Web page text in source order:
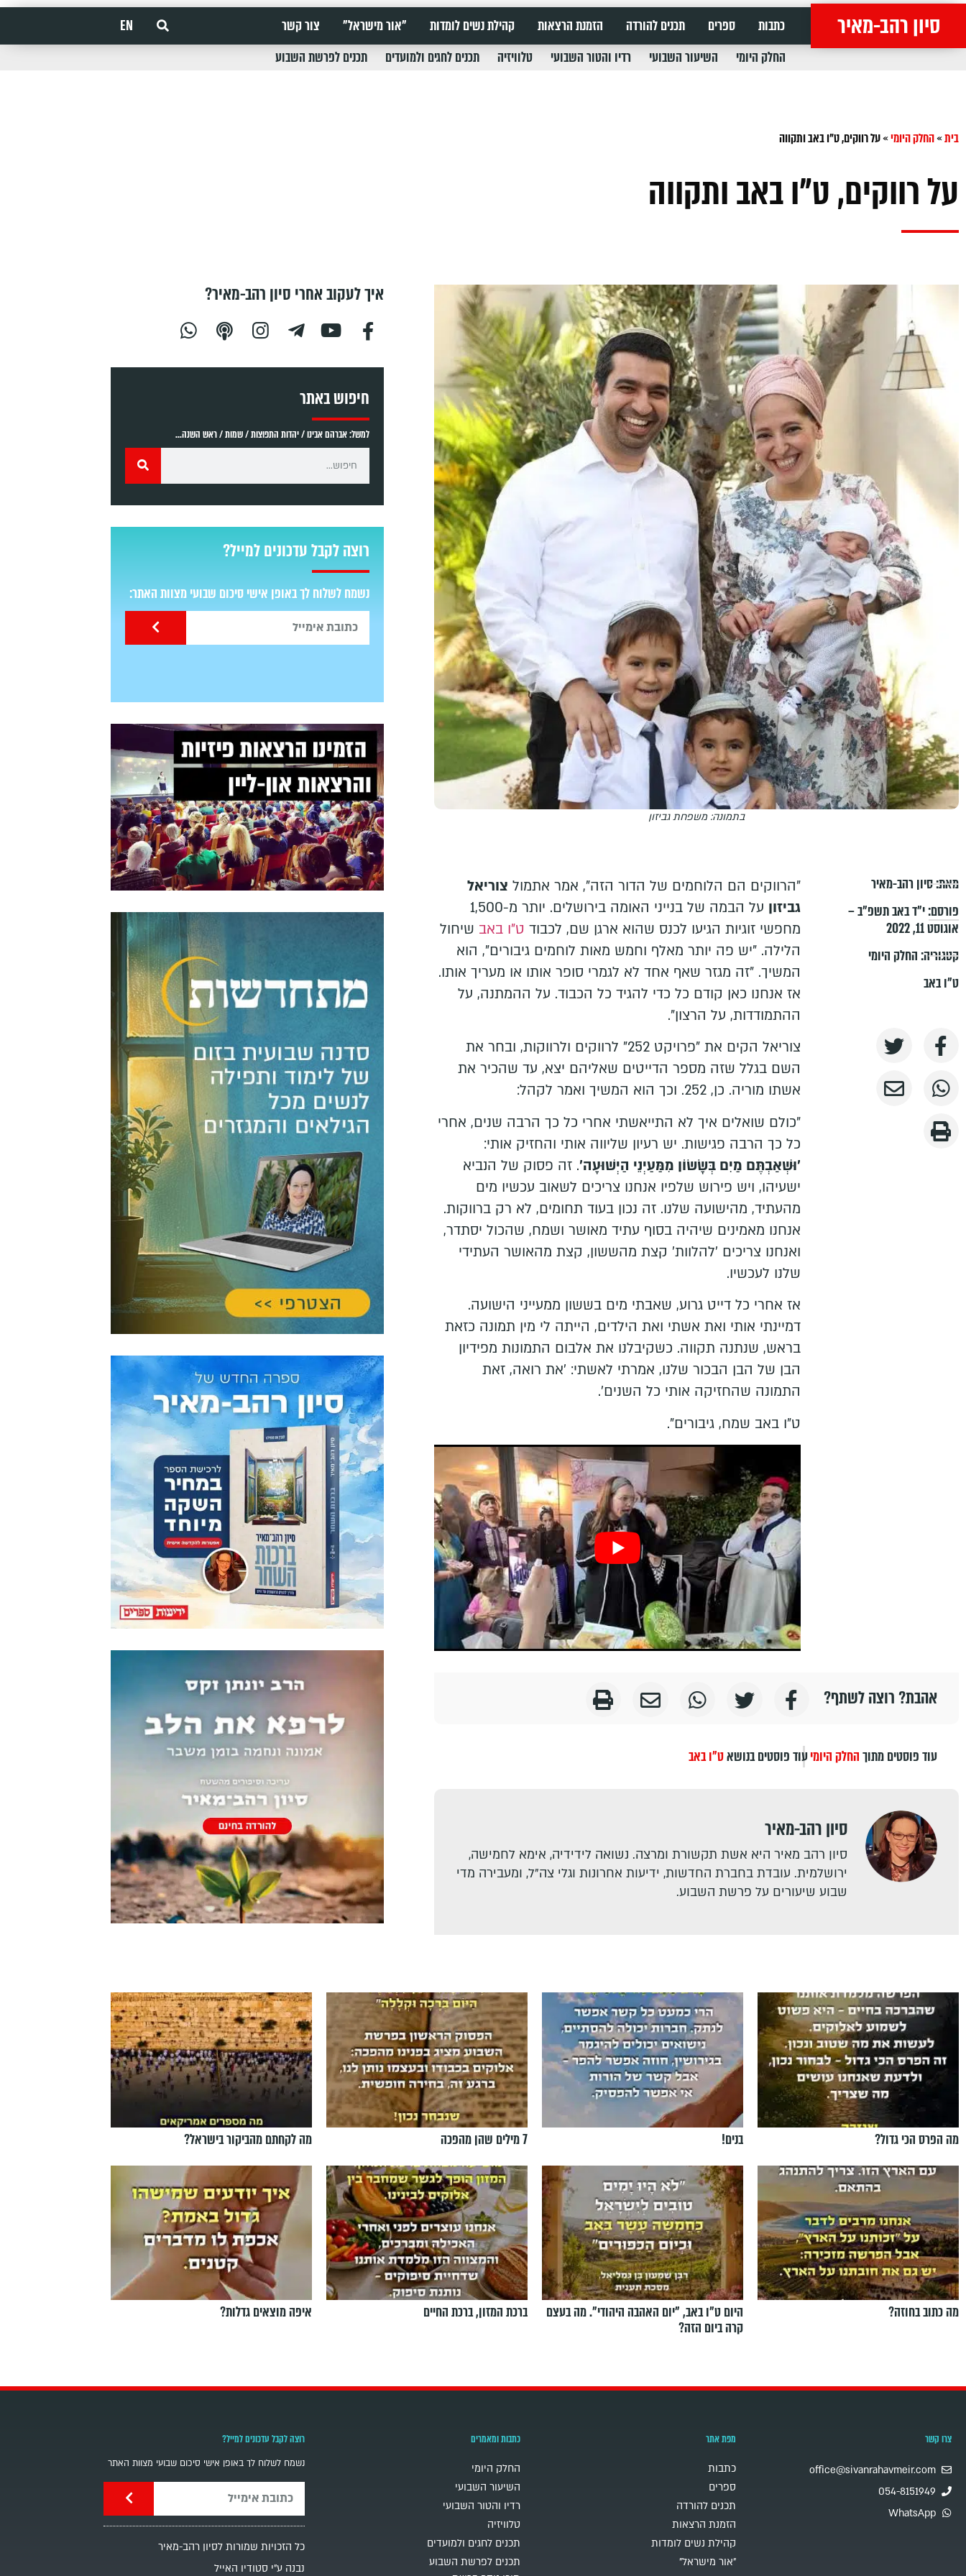
סיון רהב-מאיר כתבות ספרים תכנים להורדה הזמנת הרצאות קהילת נשים לומדות "אור מישראל" צור קשר
EN
החלק היומי
השיעור השבועי רדיו והטור השבועי טלוויזיה תכנים לחגים ולמועדים תכנים לפרשת השבוע
בית»החלק היומי»‏על רווקים, ט"ו באב ותקווה
‏על רווקים, ט"ו באב ותקווה
בתמונה: משפחת גביזון
מאת:סיון רהב-מאיר
פורסם:י״ד באב תשפ״ב –
אוגוסט 11, 2022
קטגוריה:החלק היומי
ט"ו באב
"הרווקים הם הלוחמים של הדור הזה", אמר אתמול צוריאל
גביזון
על הבמה של בנייני האומה בירושלים. יותר מ-1,500
מחפשי זוגיות הגיעו לכנס שהוא ארגן שם, לכבוד ט"ו באב שיחול
הלילה. "יש פה יותר מאלף וחמש מאות לוחמים גיבורים", הוא
המשיך. "זה מגזר שאף אחד לא לגמרי סופר אותו או מעריך אותו.
אז אנחנו כאן קודם כל כדי להגיד כל הכבוד. על ההמתנה, על
ההתמודדות, על הרצון".
צוריאל הקים את "פרויקט 252" לרווקים ולרווקות, ובחר את
השם בגלל שזה מספר הדייטים שאליהם יצא, עד שהכיר את
אשתו מוריה. כן, 252. וכך הוא המשיך ואמר לקהל:
"כולם שואלים איך לא התייאשתי אחרי כל כך הרבה שנים, אחרי
כל כך הרבה פגישות. יש רעיון שליווה אותי והחזיק אותי:
'וּשְׁאַבְתֶּם מַיִם בְּשָׂשׂוֹן מִמַּעַיְנֵי הַיְשׁוּעָה'. זה פסוק של הנביא
ישעיהו, ויש פירוש שלפיו אנחנו צריכים לשאוב עכשיו מים
מהעתיד, מהישועה שלנו. זה נכון בעוד תחומים, לא רק ברווקות.
אנחנו מאמינים שיהיה בסוף עתיד מאושר ושמח, שהכול יסתדר,
ואנחנו צריכים 'להלוות' קצת מהששון, קצת מהאושר העתידי
שלנו לעכשיו.
אז אחרי כל דייט גרוע, שאבתי מים בששון ממעייני הישועה.
דמיינתי אותי ואת אשתי ואת הילדים, הייתה לי מין תמונה כזאת
בראש, שנתנה תקווה. כשקיבלנו את אלבום התמונות מפידיון
הבן של הבן הבכור שלנו, אמרתי לאשתי: 'את רואה, זאת
התמונה שהחזיקה אותי כל השנים'.
ט"ו באב שמח, גיבורים".
אהבת? רוצה לשתף?
עוד פוסטים מתוךהחלק היומיעוד פוסטים בנושאט"ו באב
סיון רהב-מאיר
סיון רהב מאיר היא אשת תקשורת ומרצה. נשואה לידידיה, אימא לחמישה,
ירושלמית. עובדת בחברת החדשות, ידיעות אחרונות וגלי צה"ל, ומעבירה מדי
שבוע שיעורים על פרשת השבוע.
איך לעקוב אחרי סיון רהב-מאיר?
חיפוש באתר
למשל: אברהם אבינו / יהדות התפוצות / שמות / ראש השנה...
רוצה לקבל עדכונים למייל?
נשמח לשלוח לך באופן אישי סיכום שבועי מצוות האתר:
מה הפרס הכי גדול? בנים! 7 מילים שהן מהפכה מה לקחתם מהביקור בישראל?
מה כתוב בחוזה?
היום ט"ו באב, ”יום האהבה היהודי". מה בעצם
קרה ביום הזה?
ברכת המזון, ברכת החיים איפה מוצאים גדלות?
צרו קשר
office@sivanrahavmeir.com
054-8151949
WhatsApp
מפת אתר
כתבות
ספרים
תכנים להורדה
הזמנת הרצאות
קהילת נשים לומדות
"אור מישראל"
כתבות ומאמרים
החלק היומי
השיעור השבועי
רדיו והטור השבועי
טלוויזיה
תכנים לחגים ולמועדים
תכנים לפרשת השבוע
רוצה לקבל עדכונים למייל?
נשמח לשלוח לך באופן אישי סיכום שבועי מצוות האתר
כל הזכויות שמורות לסיון רהב-מאיר
נבנה ע"י סטודיו האייל